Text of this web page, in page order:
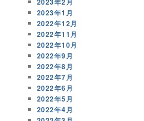
2023年1月
2022年12月
2022年11月
2022年10月
2022年9月
2022年8月
2022年7月
2022年6月
2022年5月
2022年4月